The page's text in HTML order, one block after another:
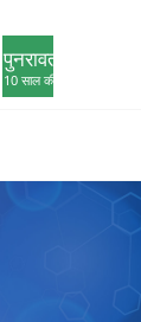
पंजीकरण
पुनरावर्तन
10 साल की उत्कृष्टता